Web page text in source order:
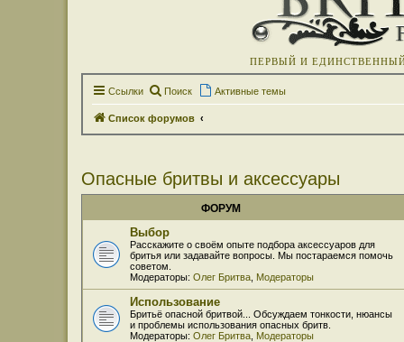
ПЕРВЫЙ И
Ссылки Поиск Активные темы
Список форумов
Опасные бритвы и аксессуары
ФОРУМ
Выбор
Расскажите о своём опыте подбора аксессуаров для
бритья или задавайте вопросы. Мы постараемся помочь
советом.
Модераторы: Олег Бритва Модераторы
Использование
Бритьё опасной бритвой... Обсуждаем тонкости, нюансы
и проблемы использования опасных бритв.
Модераторы: Олег Бритва Модераторы